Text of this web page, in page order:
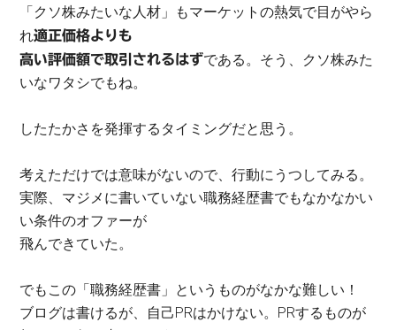
「クソ株みたいな人材」もマーケットの熱気で目がやら
れ適正価格よりも
高い評価額で取引されるはずである。そう、クソ株みた
いなワタシでもね。
したたかさを発揮するタイミングだと思う。
考えただけでは意味がないので、行動にうつしてみる。
実際、マジメに書いていない職務経歴書でもなかなかい
い条件のオファーが
飛んできていた。
でもこの「職務経歴書」というものがなかな難しい！
ブログは書けるが、自己PRはかけない。PRするものが